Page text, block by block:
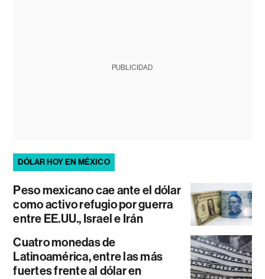
PUBLICIDAD
DÓLAR HOY EN MÉXICO
Peso mexicano cae ante el dólar
como activo refugio por guerra
entre EE.UU., Israel e Irán
Cuatro monedas de
Latinoamérica, entre las más
fuertes frente al dólar en